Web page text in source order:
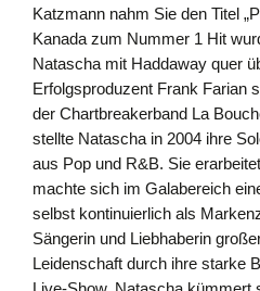
Katzmann nahm Sie den Titel
Kanada zum Nummer 1 Hit
Natascha mit Haddaway quer
Erfolgsproduzent Frank Farian
der Chartbreakerband La
stellte Natascha in 2004 ihre
aus Pop und R&B. Sie
machte sich im Galabereich
selbst kontinuierlich als
Sängerin und Liebhaberin
Leidenschaft durch ihre starke